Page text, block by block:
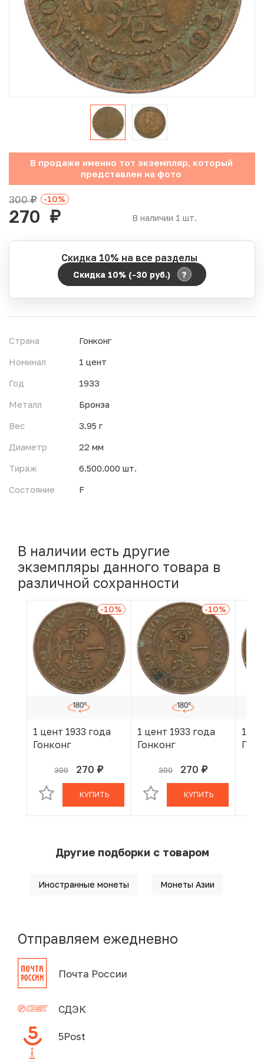
Юбилейные монеты Банка России (с 1999 года)
Памятные и инвестиционные монеты СССР и России
Иностранные монеты
Неофициальные выпуски монет (Unusual)
Античные и средневековые монеты
Наборы монет
Инвестиционные монеты
В продаже именно тот экземпляр, который
представлен на фото
В наличии 1 шт.
300руб. -10%
270 руб.
Скидка 10% на все разделы
Скидка 10% (-30 руб.) ?
Период действия акции:
8ч.
Страна
Гонконг
Номинал
1 цент
Год
1933
Металл
Бронза
Вес
3.95 г
Диаметр
22 мм
Тираж
6.500.000 шт.
Состояние
F
В наличии есть другие
экземпляры данного товара в
различной сохранности
-10%
1 цент 1933 года
Гонконг
300 270 руб.
В КОРЗИНЕ
КУПИТЬ
-10%
1 цент 1933 года
Гонконг
300 270 руб.
В КОРЗИНЕ
КУПИТЬ
1
Другие подборки с товаром
Иностранные монеты Монеты Азии
Отправляем ежедневно
Почта России
СДЭК
5Post